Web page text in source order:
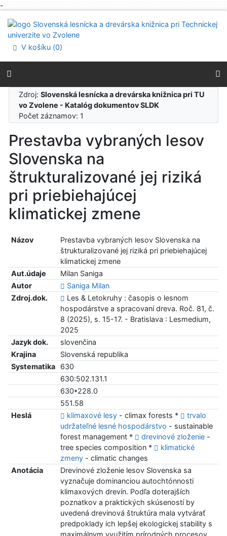
-
Prejsť na menu
Prehlásenie o webovej prístupnosti
V košíku (0)
Zdroj:Slovenská lesnícka a drevárska knižnica pri TU
vo Zvolene - Katalóg dokumentov SLDK
Počet záznamov: 1
Prestavba vybraných lesov
Slovenska na
štrukturalizované jej riziká
pri priebiehajúcej
klimatickej zmene
Názov
Prestavba vybraných lesov Slovenska na
štrukturalizované jej riziká pri priebiehajúcej
klimatickej zmene
Aut.údaje
Milan Saniga
Autor
Saniga Milan
Zdroj.dok.
Les & Letokruhy : časopis o lesnom
hospodárstve a spracovaní dreva. Roč. 81, č.
8 (2025), s. 15-17. - Bratislava : Lesmedium,
2025
Jazyk dok.
slovenčina
Krajina
Slovenská republika
Systematika
630
630:502.131.1
630*228.0
551.58
Heslá
klimaxové lesy- climax forests *
trvalo
udržateľné lesné hospodárstvo - sustainable
forest management *
drevinové zloženie-
tree species composition *
klimatické
zmeny- climatic changes
Anotácia
Drevinové zloženie lesov Slovenska sa
vyznačuje dominanciou autochtónnosti
klimaxových drevín. Podľa doterajších
poznatkov a praktických skúseností by
uvedená drevinová štruktúra mala vytvárať
predpoklady ich lepšej ekologickej stability s